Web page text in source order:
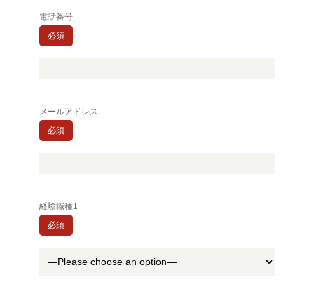
電話番号
必須
メールアドレス
必須
経験職種1
必須